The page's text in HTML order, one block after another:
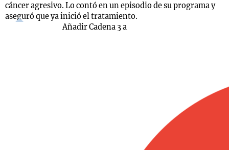
cáncer agresivo. Lo contó en un episodio de su programa y
aseguró que ya inició el tratamiento.
Añadir Cadena 3 a